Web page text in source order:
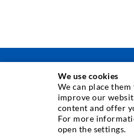
INJEKSJONSTEKNIKK
Rissinjeksjon
Horisontal tetning
We use cookies
We can place
improve our
content and offer
For more
open the settings.